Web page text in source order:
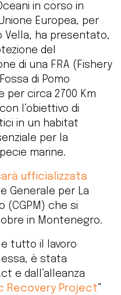
in corso in
Europea, per
Vella, ha presentato,
del
di una FRA (Fishery
di Pomo
per circa 2700 Km
l’obiettivo di
in un habitat
per la
marine.
ufficializzata
Generale per La
(CGPM) che si
in Montenegro.
e tutto il lavoro
è stata
e dall’alleanza
Recovery Project”